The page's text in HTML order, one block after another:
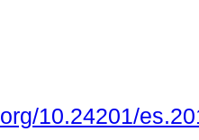
10.24201/